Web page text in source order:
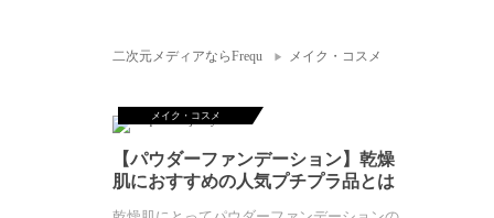
二次元メディアならFrequ メイク・コスメ
メイク・コスメ
【パウダーファンデーション】乾燥
肌におすすめの人気プチプラ品とは